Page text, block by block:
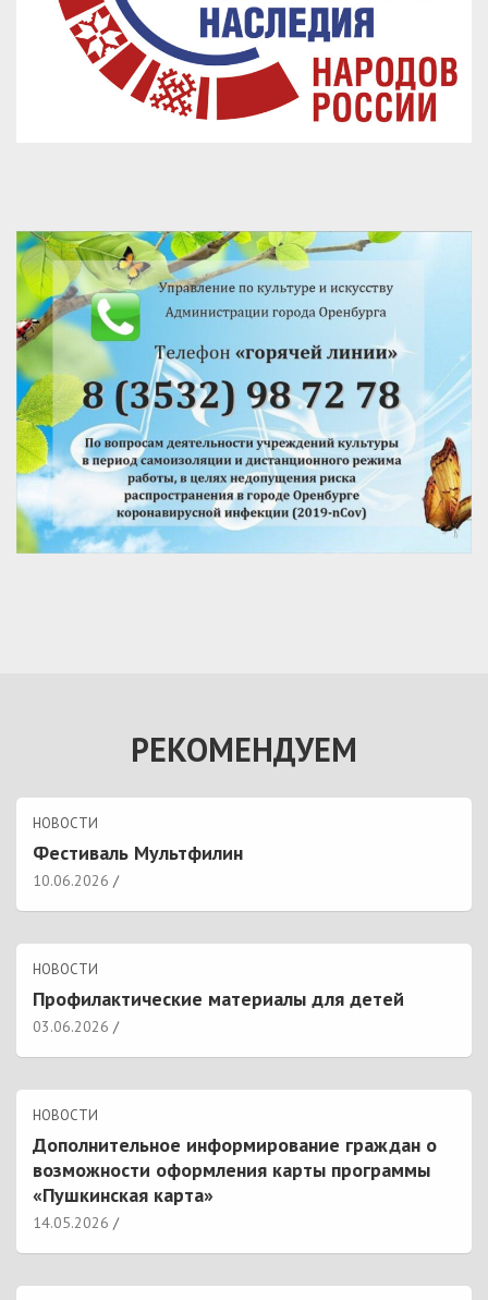
РЕКОМЕНДУЕМ
НОВОСТИ
Фестиваль Мультфилин
10.06.2026
НОВОСТИ
Профилактические материалы для детей
03.06.2026
НОВОСТИ
Дополнительное информирование граждан о
возможности оформления карты программы
«Пушкинская карта»
14.05.2026